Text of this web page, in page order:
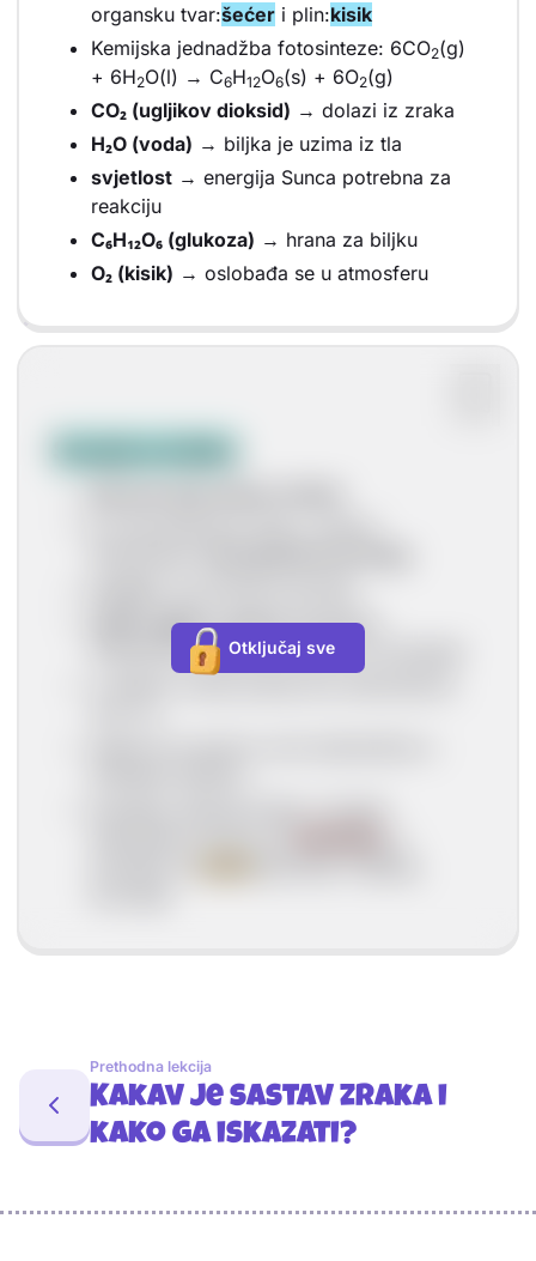
organsku tvar:šećer i plin:kisik
Kemijska jednadžba fotosinteze: 6CO2(g)
+ 6H2O(l) → C6H12O6(s) + 6O2(g)
CO₂ (ugljikov dioksid) → dolazi iz zraka
H₂O (voda) → biljka je uzima iz tla
svjetlost → energija Sunca potrebna za
reakciju
C₆H₁₂O₆ (glukoza) → hrana za biljku
O₂ (kisik) → oslobađa se u atmosferu
slabo topljiv u vodi(povišenjem
temperature topljivost kisika se smanjuje)
Otključaj sve
Prethodna lekcija
Kakav je sastav zraka i
kako ga iskazati?